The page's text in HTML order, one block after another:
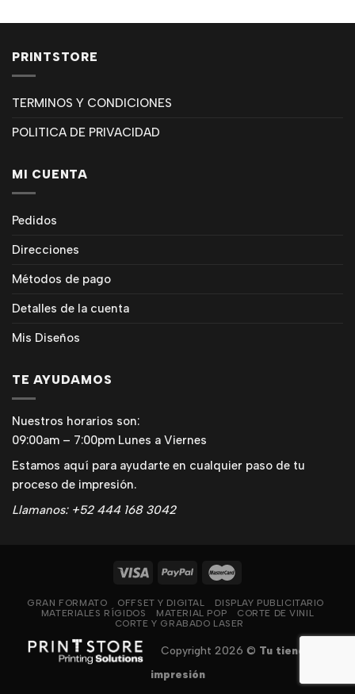
PRINTSTORE
TERMINOS Y CONDICIONES
POLITICA DE PRIVACIDAD
MI CUENTA
Pedidos
Direcciones
Métodos de pago
Detalles de la cuenta
Mis Diseños
TE AYUDAMOS
Nuestros horarios son:
09:00am – 7:00pm Lunes a Viernes
Estamos aquí para ayudarte en cualquier paso de tu
proceso de impresión.
Llamanos: +52 444 168 3042
GRAN FORMATO OFFSET Y DIGITAL
DISPLAY PUBLICITARIO
MATERIALES RÍGIDOS
MATERIAL POP
CORTE DE VINIL
CORTE Y GRABADO LASER
Copyright 2026 © Tu tienda de
impresión